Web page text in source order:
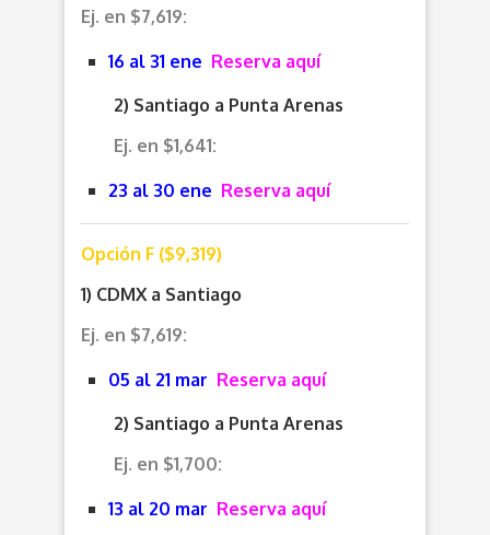
Ej. en $7,619:
16 al 31 ene Reserva aquí
2) Santiago a Punta Arenas
Ej. en $1,641:
23 al 30 ene Reserva aquí
Opción F ($9,319)
1) CDMX a Santiago
Ej. en $7,619:
05 al 21 mar Reserva aquí
2) Santiago a Punta Arenas
Ej. en $1,700:
13 al 20 mar Reserva aquí